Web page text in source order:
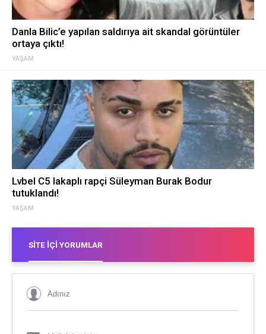
YAŞAM
Danla Bilic’e yapılan saldırıya ait skandal görüntüler
ortaya çıktı!
YAŞAM
Lvbel C5 lakaplı rapçi Süleyman Burak Bodur
tutuklandı!
SITE İÇI YORUMLAR